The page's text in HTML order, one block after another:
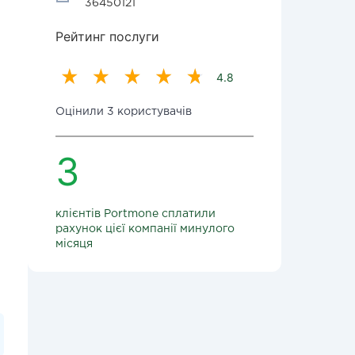
36450121
Рейтинг послуги
4.8
Оцінили 3 користувачів
3
клієнтів Portmone сплатили
рахунок цієї компанії минулого
місяця